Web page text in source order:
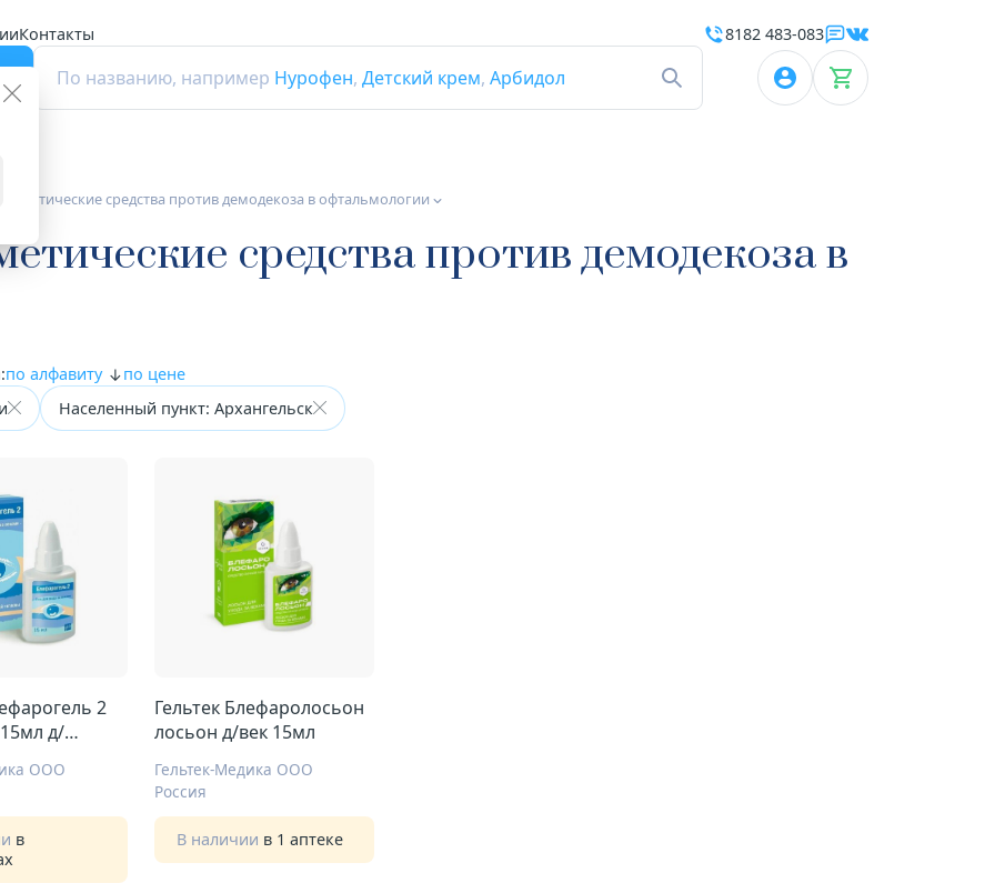
Контакты
По названию, например Нурофен, Детский крем, Арбидол
8182 483-083
средства против демодекоза в офтальмологии
средства против демодекоза в
по алфавиту
по цене
Населенный пункт: Архангельск
2
д/
ООО
в
Гельтек Блефаролосьон
лосьон д/век 15мл
Гельтек-Медика ООО
Россия
В наличии в 1 аптеке